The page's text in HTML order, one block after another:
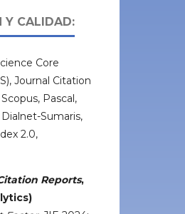
Y CALIDAD:
Core
Journal Citation
Pascal,
Sumaris,
2.0,
Reports,